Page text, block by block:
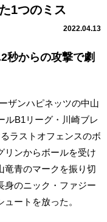
1つのミス
2022.04.13
秒からの攻撃で劇
ザンハピネッツの中山
ルB1リーグ・川崎ブレ
ラストオフェンスのボ
リンからボールを受け
竜青のマークを振り切
身のニック・ファジー
ートを放った。